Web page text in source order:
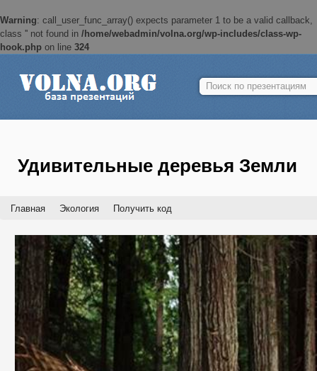
Warning: call_user_func_array() expects parameter 1 to be a valid callback,
class '' not found in /home/webadmin/volna.org/wp-includes/class-wp-
hook.php on line 324
Найти:
Удивительные деревья Земли
Главная Экология Получить код